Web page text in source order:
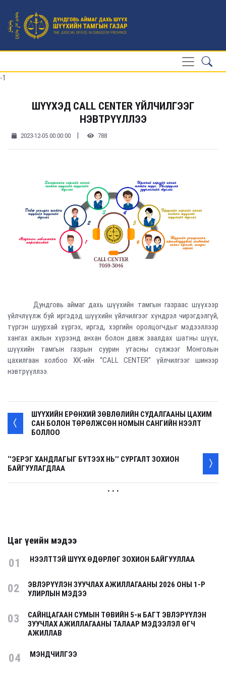
-1
ШҮҮХЭД CALL CENTER ҮЙЛЧИЛГЭЭГ
НЭВТРҮҮЛЛЭЭ
2023-12-05 00:00:00 | 788
Дундговь аймаг дахь шүүхийн тамгын газраас шүүхээр
үйлчлүүлж буй иргэдэд шүүхийн үйлчилгээг хүндрэл чирэгдэлгүй,
түргэн шуурхай хүргэх, иргэд, хэргийн оролцогчдыг мэдээллээр
хангах ажлын хүрээнд анхан болон давж заалдах шатны шүүх,
шүүхийн тамгын газрын суурин утасны сүлжээг Монголын
цахилгаан холбоо ХК-ийн “CALL CENTER” үйлчилгээг шинээр
нэвтрүүллээ.
ШҮҮХИЙН ЕРӨНХИЙ ЗӨВЛӨЛИЙН СУДАЛГААНЫ ЦАХИМ
САН БОЛОН ТӨРӨЛЖСӨН НОМЫН САНГИЙН НЭЭЛТ
БОЛЛОО
‘’ЭЕРЭГ ХАНДЛАГЫГ БҮТЭЭХ НЬ’’ СУРГАЛТ ЗОХИОН
БАЙГУУЛАГДЛАА
. . .
Цаг үеийн мэдээ
01 НЭЭЛТТЭЙ ШҮҮХ ӨДӨРЛӨГ ЗОХИОН БАЙГУУЛЛАА
02
ЭВЛЭРҮҮЛЭН ЗУУЧЛАХ АЖИЛЛАГААНЫ 2026 ОНЫ 1-Р
УЛИРЛЫН МЭДЭЭ
03
САЙНЦАГААН СУМЫН ТӨВИЙН 5-н БАГТ ЭВЛЭРҮҮЛЭН
ЗУУЧЛАХ АЖИЛЛАГААНЫ ТАЛААР МЭДЭЭЛЭЛ ӨГЧ
АЖИЛЛАВ
04 МЭНДЧИЛГЭЭ